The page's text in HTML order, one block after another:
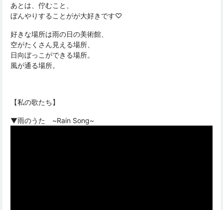
あとは、佇むこと、
ぼんやりすることがが大好きです♡
好きな場所は雨の日の美術館、
空がたくさん見える場所、
日向ぼっこができる場所。
風が通る場所。
【私の歌たち】
▼雨のうた ~Rain Song~